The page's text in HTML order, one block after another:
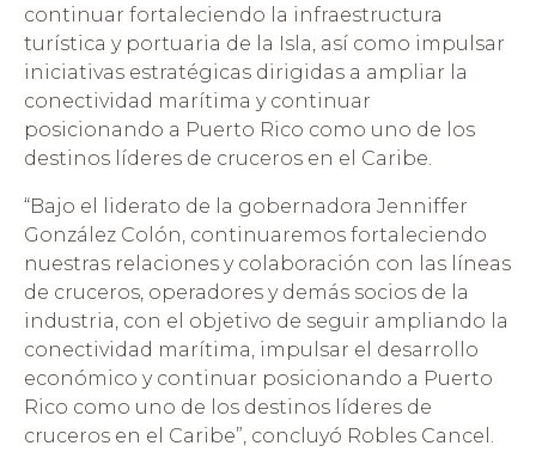
continuar fortaleciendo la infraestructura
turística y portuaria de la Isla, así como impulsar
iniciativas estratégicas dirigidas a ampliar la
conectividad marítima y continuar
posicionando a Puerto Rico como uno de los
destinos líderes de cruceros en el Caribe.
“Bajo el liderato de la gobernadora Jenniffer
González Colón, continuaremos fortaleciendo
nuestras relaciones y colaboración con las líneas
de cruceros, operadores y demás socios de la
industria, con el objetivo de seguir ampliando la
conectividad marítima, impulsar el desarrollo
económico y continuar posicionando a Puerto
Rico como uno de los destinos líderes de
cruceros en el Caribe”, concluyó Robles Cancel.